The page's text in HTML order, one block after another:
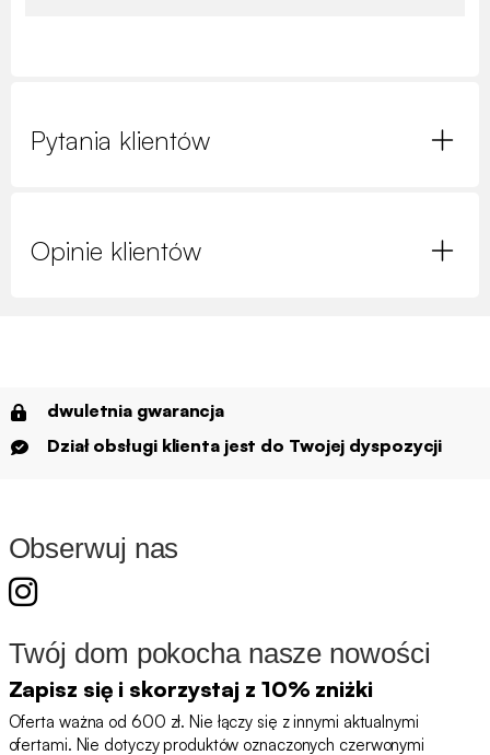
Pytania klientów
Opinie klientów
dwuletnia gwarancja
Dział obsługi klienta jest do Twojej dyspozycji
Obserwuj nas
Twój dom pokocha nasze nowości
Zapisz się i skorzystaj z 10% zniżki
Oferta ważna od 600 zł. Nie łączy się z innymi aktualnymi
ofertami. Nie dotyczy produktów oznaczonych czerwonymi